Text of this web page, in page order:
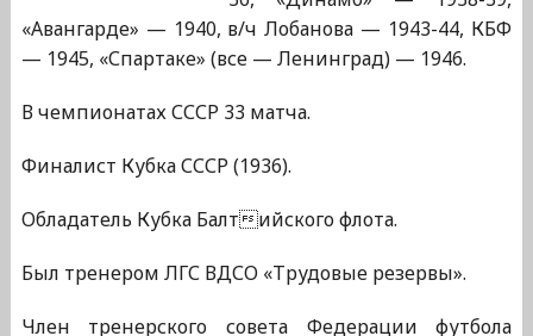
«Авангарде» — 1940, в/ч Лобанова — 1943-44, КБФ
— 1945, «Спартаке» (все — Ленинград) — 1946.
В чемпионатах СССР 33 матча.
Финалист Кубка СССР (1936).
Обладатель Кубка Балтийского флота.
Был тренером ЛГС ВДСО «Трудовые резервы».
Член тренерского совета Федерации футбола